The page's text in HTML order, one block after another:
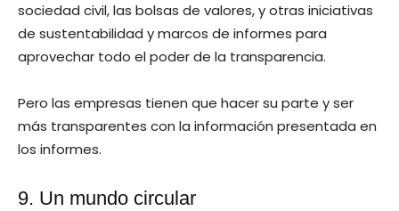
sociedad civil, las bolsas de valores, y otras iniciativas
de sustentabilidad y marcos de informes para
aprovechar todo el poder de la transparencia.
Pero las empresas tienen que hacer su parte y ser
más transparentes con la información presentada en
los informes.
9. Un mundo circular